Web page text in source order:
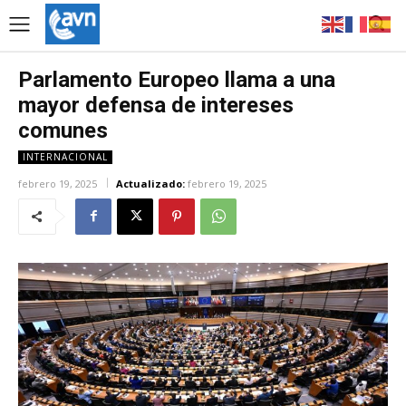
Parlamento Europeo llama a una
mayor defensa de intereses
comunes
INTERNACIONAL
febrero 19, 2025 Actualizado: febrero 19, 2025